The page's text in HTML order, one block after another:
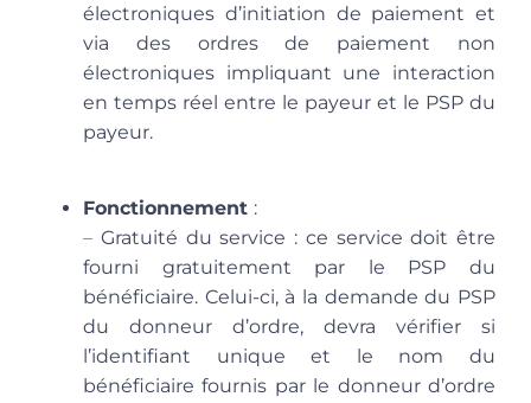
électroniques d’initiation de paiement et
via des ordres de paiement non
électroniques impliquant une interaction
en temps réel entre le payeur et le PSP du
payeur.
Fonctionnement :
– Gratuité du service : ce service doit être
fourni gratuitement par le PSP du
bénéficiaire. Celui-ci, à la demande du PSP
du donneur d’ordre, devra vérifier si
l’identifiant unique et le nom du
bénéficiaire fournis par le donneur d’ordre